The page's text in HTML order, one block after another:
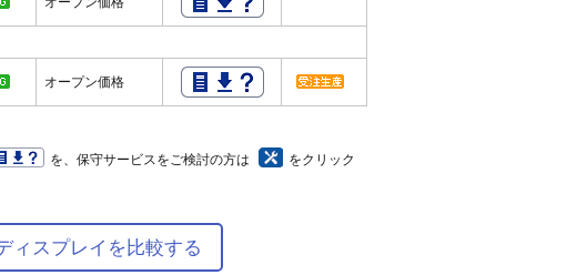
オープン価格
を、保守サービスをご検討の方は
をクリック
ィスプレイを比較する